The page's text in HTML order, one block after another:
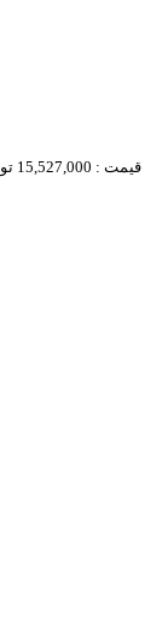
قیمت : 15,527,000 تومان